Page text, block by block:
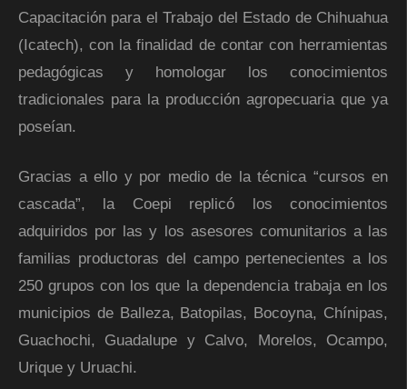
Capacitación para el Trabajo del Estado de Chihuahua
(Icatech), con la finalidad de contar con herramientas
pedagógicas y homologar los conocimientos
tradicionales para la producción agropecuaria que ya
poseían.
Gracias a ello y por medio de la técnica “cursos en
cascada”, la Coepi replicó los conocimientos
adquiridos por las y los asesores comunitarios a las
familias productoras del campo pertenecientes a los
250 grupos con los que la dependencia trabaja en los
municipios de Balleza, Batopilas, Bocoyna, Chínipas,
Guachochi, Guadalupe y Calvo, Morelos, Ocampo,
Urique y Uruachi.